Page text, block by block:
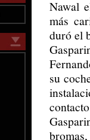
Nawal
más
duró el
su